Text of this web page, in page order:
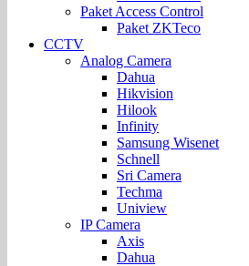
Paket Access Control
Paket ZKTeco
CCTV
Analog Camera
Dahua
Hikvision
Hilook
Infinity
Samsung Wisenet
Schnell
Sri Camera
Techma
Uniview
IP Camera
Axis
Dahua